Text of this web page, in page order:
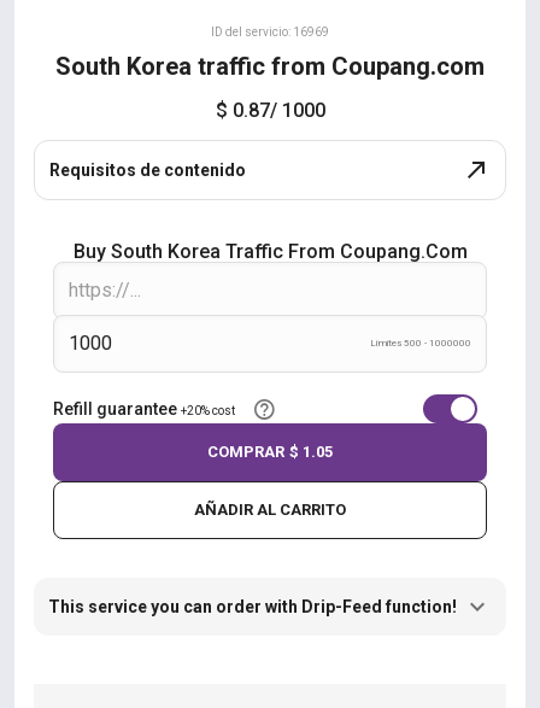
ID del servicio: 16969
South Korea traffic from Coupang.com
$ 0.87/ 1000
Requisitos de contenido
Buy South Korea Traffic From Coupang.com
Límites 500 - 1000000
Refill guarantee +20% cost
AÑADIR AL CARRITO
COMPRAR $ 1.05
This service you can order with Drip-Feed function!